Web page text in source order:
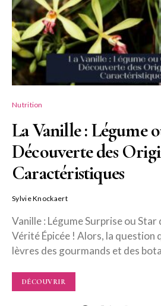
Nutrition
La Vanille : Légume
Découverte des
Caractéristiques
Sylvie Knockaert
Vanille : Légume Surprise ou Star
Vérité Épicée ! Alors, la question
lèvres des gourmands et des
DÉCOUVRIR